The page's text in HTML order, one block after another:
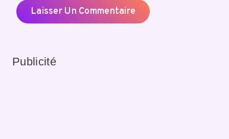
Publicité